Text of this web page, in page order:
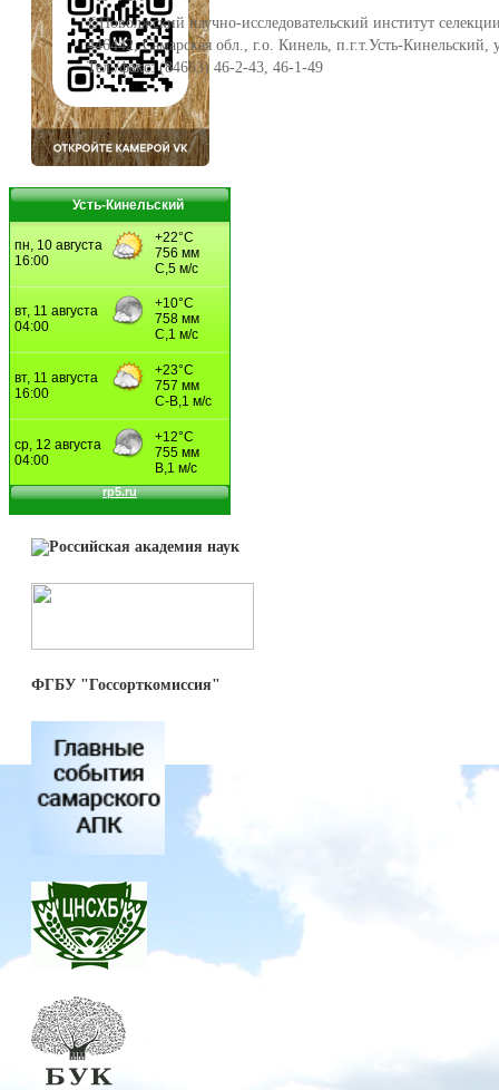
Усть-Кинельский
ФГБУ "Госсорткомиссия"
©Поволжский научно-исследовательский институт
446442, Самарская обл., г.о. Кинель, п.г.т.Усть-Кинельский,
Тел./факс: (84663) 46-2-43, 46-1-49